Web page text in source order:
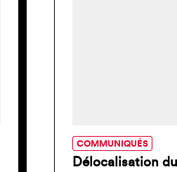
COMMUNIQUÉS
Délocalisation